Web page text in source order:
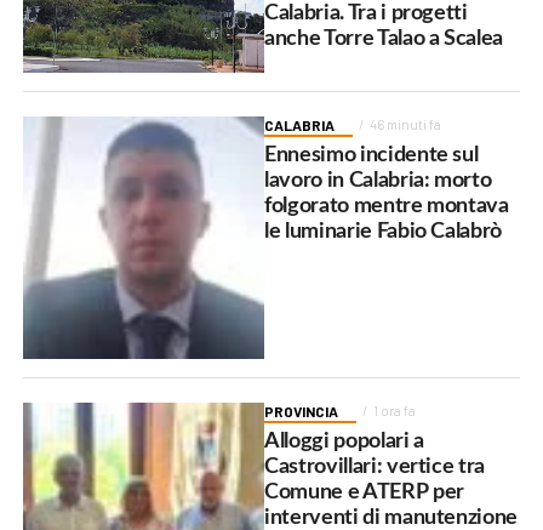
Calabria. Tra i progetti
anche Torre Talao a Scalea
CALABRIA 46 minuti fa
Ennesimo incidente sul
lavoro in Calabria: morto
folgorato mentre montava
le luminarie Fabio Calabrò
PROVINCIA 1 ora fa
Alloggi popolari a
Castrovillari: vertice tra
Comune e ATERP per
interventi di manutenzione